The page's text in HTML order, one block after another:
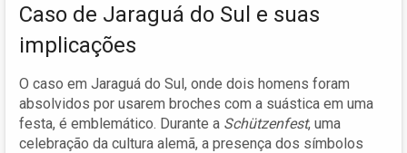
Caso de Jaraguá do Sul e suas
implicações
O caso em Jaraguá do Sul, onde dois homens foram
absolvidos por usarem broches com a suástica em uma
festa, é emblemático. Durante a Schützenfest, uma
celebração da cultura alemã, a presença dos símbolos